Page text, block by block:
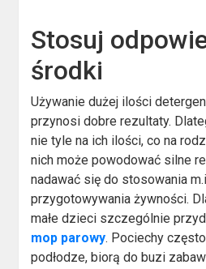
Stosuj
środki
Używanie dużej ilości
przynosi dobre rezultaty.
nie tyle na ich ilości, co na
nich może powodować silne
nadawać się do stosowania
przygotowywania żywności.
małe dzieci szczególnie
mop parowy. Pociechy
podłodze, biorą do buzi